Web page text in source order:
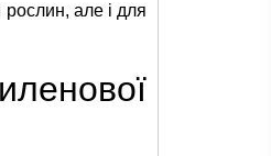
але і для